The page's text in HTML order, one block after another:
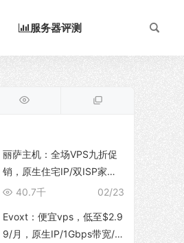
服务器评测
丽萨主机：全场VPS九折促
销，原生住宅IP/双ISP家
宽，支持TikTok运营、解锁
务
02/23
40.7千
Evoxt：便宜vps，低至$2.9
9/月，原生IP/1Gbps带宽/